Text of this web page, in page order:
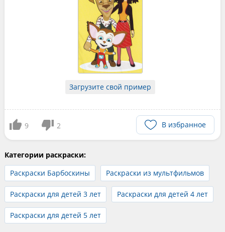
Загрузите свой пример
9 2 В избранное
Категории раскраски:
Раскраски Барбоскины
Раскраски из мультфильмов
Раскраски для детей 3 лет Раскраски для детей 4 лет
Раскраски для детей 5 лет